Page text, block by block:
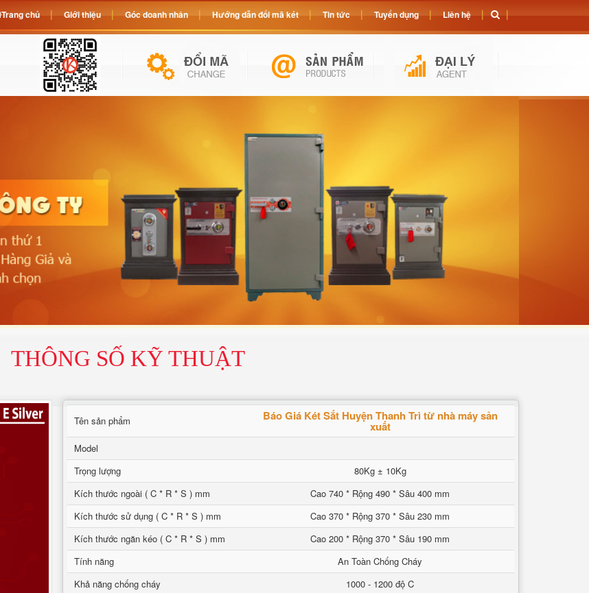
THÔNG SỐ KỸ THUẬT
Tên sản phẩm Báo Giá Két Sắt Huyện Thanh Trì từ nhà máy sản
xuất
Model
Trọng lượng
80Kg ± 10Kg
Kích thước ngoài ( C * R * S ) mm
Cao 740 * Rộng 490 * Sâu 400 mm
Kích thước sử dụng ( C * R * S ) mm
Cao 370 * Rộng 370 * Sâu 230 mm
Kích thước ngăn kéo ( C * R * S ) mm
Cao 200 * Rộng 370 * Sâu 190 mm
Tính năng
An Toàn Chống Cháy
Khả năng chống cháy
1000 - 1200 độ C
Trang chủ Giới thiệu Góc doanh nhân Hướng dẫn đổi mã két Tin tức Tuyển dụng Liên hệ